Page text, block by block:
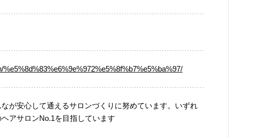
が安心して通えるサロンづくりに努めています。いずれ
アサロンNo.1を目指しています